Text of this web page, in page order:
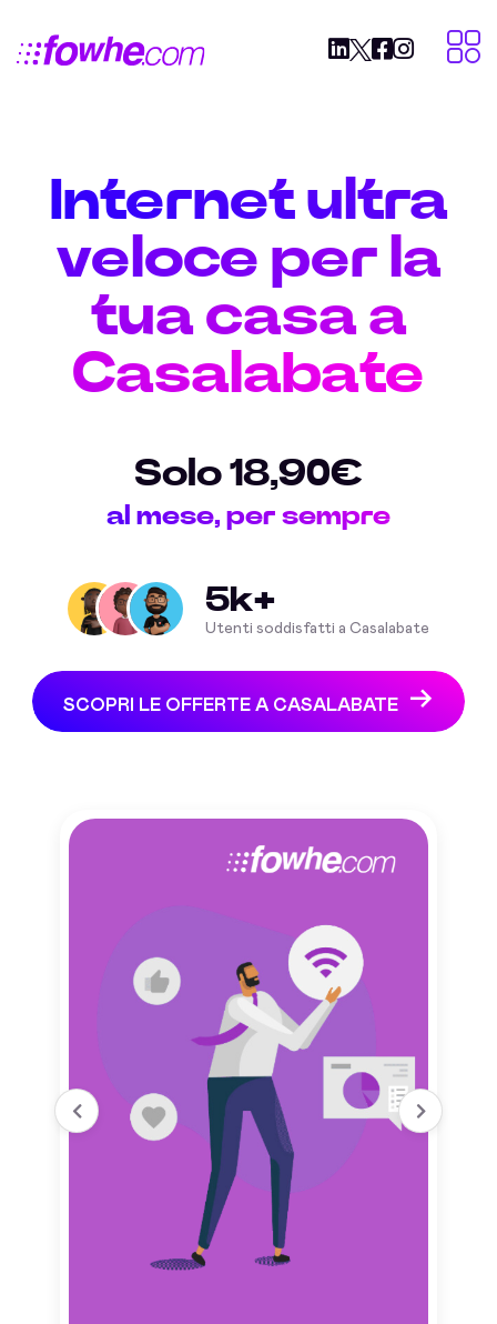
Internet ultra
veloce per la
tua casa a
Casalabate
Solo 18,90€
al mese, per sempre
5k+
Utenti soddisfatti a Casalabate
SCOPRI LE OFFERTE A CASALABATE